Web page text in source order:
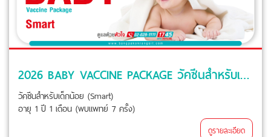
2026 BABY VACCINE PACKAGE วัคซีนสำหรับเด็กน้อย (Smart) ที่ โรงพยาบาลบางปะกอก รังสิต 2
วัคซีนสำหรับเด็กน้อย (Smart)
อายุ 1 ปี 1 เดือน (พบแพทย์ 7 ครั้ง)
ดูรายละเอียด